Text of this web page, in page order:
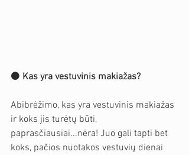
⚫️ Kas yra vestuvinis makiažas?
Abibrėžimo, kas yra vestuvinis makiažas
ir koks jis turėtų būti,
paprasčiausiai...nėra! Juo gali tapti bet
koks, pačios nuotakos vestuvių dienai